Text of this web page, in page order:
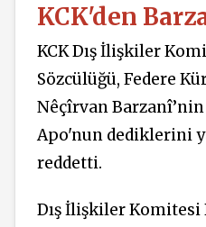
KCK'den
KCK Dış İlişkiler
Sözcülüğü, Federe
Nêçîrvan
Apo'nun dediklerini
reddetti.
Dış İlişkiler Komitesi